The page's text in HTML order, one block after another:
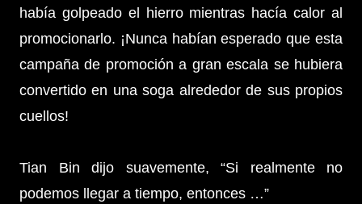
había golpeado el hierro mientras hacía calor al
promocionarlo. ¡Nunca habían esperado que esta
campaña de promoción a gran escala se hubiera
convertido en una soga alrededor de sus propios
cuellos!
Tian Bin dijo suavemente, “Si realmente no
podemos llegar a tiempo, entonces …”